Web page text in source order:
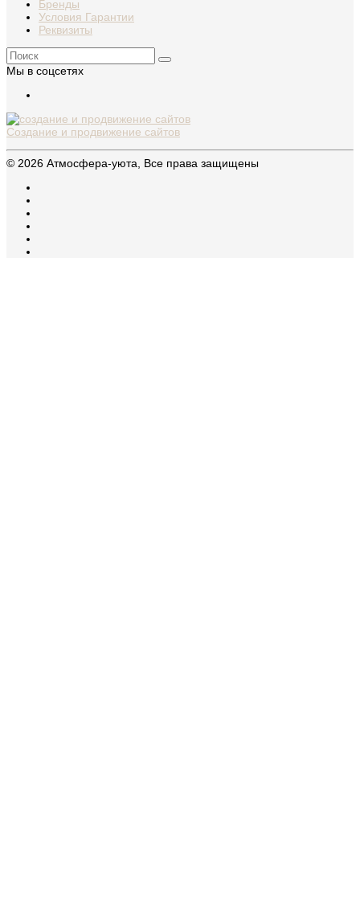
Бренды
Условия Гарантии
Реквизиты
Мы в соцсетях
Создание и продвижение сайтов
© 2026 Атмосфера-уюта, Все права защищены